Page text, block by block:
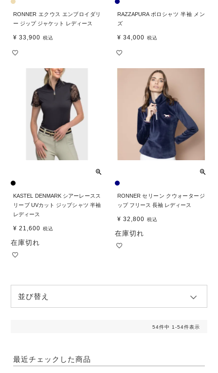
RONNER エクウス エンブロイダリ
ー ジップ ジャケット レディース
¥ 33,900 税込
RAZZAPURA ポロシャツ 半袖 メン
ズ
¥ 34,000 税込
KASTEL DENMARK シアーレースス
リーブ UVカット ジップシャツ 半袖
レディース
¥ 21,600 税込
在庫切れ
RONNER セリーン クウォータージ
ップ フリース 長袖 レディース
¥ 32,800 税込
在庫切れ
並び替え
54件中 1 -54件表示
最近チェックした商品